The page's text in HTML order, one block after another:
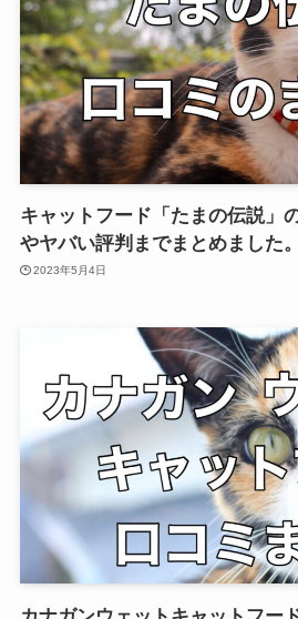
キャットフード「たまの伝説」
やヤバい評判までまとめました。
2023年5月4日